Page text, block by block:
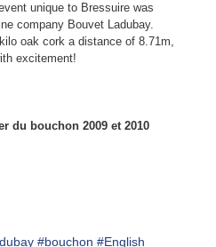
unique to Bressuire was
company Bouvet Ladubay.
oak cork a distance of 8.71m,
excitement!
du bouchon 2009 et 2010
#bouchon #English